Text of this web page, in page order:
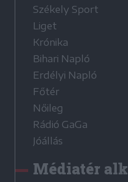
Székely Sport
Liget
Krónika
Bihari Napló
Erdélyi Napló
Főtér
Nőileg
Rádió GaGa
Jóállás
Médiatér